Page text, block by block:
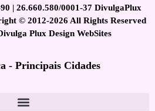
| 26.660.580/0001-37 DivulgaPlux
© 2012-2026 All Rights Reserved
Plux Design WebSites
- Principais Cidades